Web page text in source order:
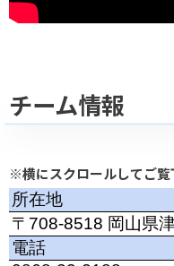
チーム情報
※横にスクロールしてご覧